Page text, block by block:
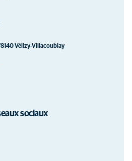
Vélizy-Villacoublay
sociaux